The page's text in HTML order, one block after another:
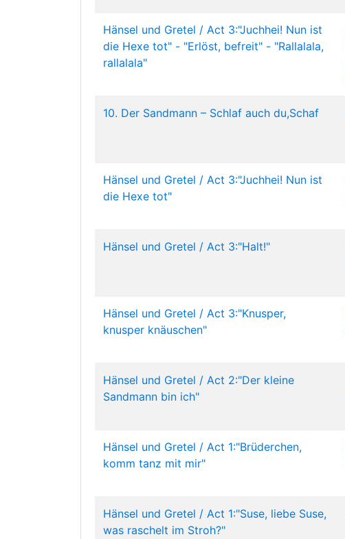
Hänsel und Gretel / Act 3:"Juchhei! Nun ist
die Hexe tot" - "Erlöst, befreit" - "Rallalala,
rallalala"
10. Der Sandmann – Schlaf auch du,Schaf
Hänsel und Gretel / Act 3:"Juchhei! Nun ist
die Hexe tot"
Hänsel und Gretel / Act 3:"Halt!"
Hänsel und Gretel / Act 3:"Knusper,
knusper knäuschen"
Hänsel und Gretel / Act 2:"Der kleine
Sandmann bin ich"
Hänsel und Gretel / Act 1:"Brüderchen,
komm tanz mit mir"
Hänsel und Gretel / Act 1:"Suse, liebe Suse,
was raschelt im Stroh?"